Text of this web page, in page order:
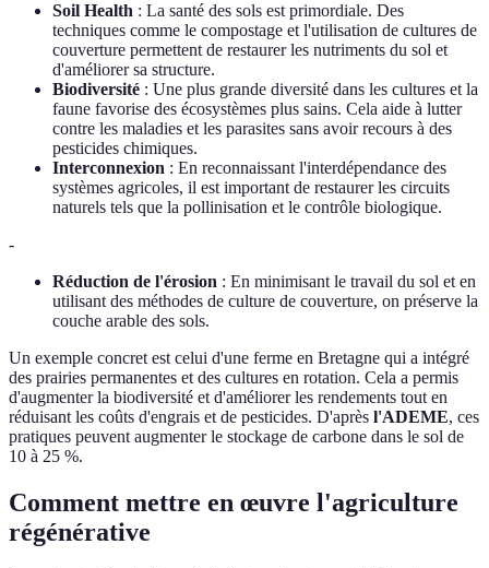
Soil Health : La santé des sols est primordiale. Des
techniques comme le compostage et l'utilisation de cultures de
couverture permettent de restaurer les nutriments du sol et
d'améliorer sa structure.
Biodiversité : Une plus grande diversité dans les cultures et la
faune favorise des écosystèmes plus sains. Cela aide à lutter
contre les maladies et les parasites sans avoir recours à des
pesticides chimiques.
Interconnexion : En reconnaissant l'interdépendance des
systèmes agricoles, il est important de restaurer les circuits
naturels tels que la pollinisation et le contrôle biologique.
-
Réduction de l'érosion : En minimisant le travail du sol et en
utilisant des méthodes de culture de couverture, on préserve la
couche arable des sols.
Un exemple concret est celui d'une ferme en Bretagne qui a intégré
des prairies permanentes et des cultures en rotation. Cela a permis
d'augmenter la biodiversité et d'améliorer les rendements tout en
réduisant les coûts d'engrais et de pesticides. D'après l'ADEME, ces
pratiques peuvent augmenter le stockage de carbone dans le sol de
10 à 25 %.
Comment mettre en œuvre l'agriculture
régénérative